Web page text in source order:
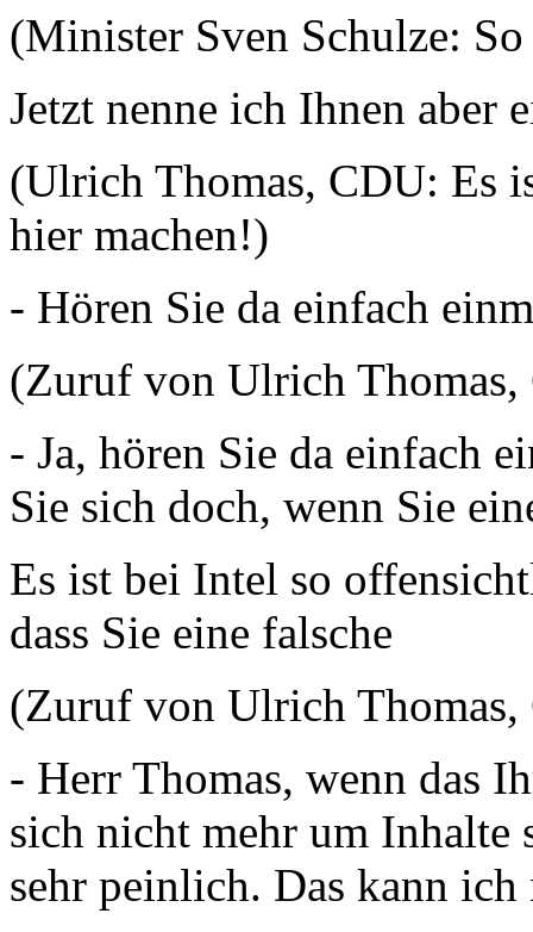
(Minister Sven Schulze:
Jetzt nenne ich Ihnen aber
(Ulrich Thomas, CDU: Es
hier machen!)
- Hören Sie da einfach
(Zuruf von Ulrich
- Ja, hören Sie da einfach
Sie sich doch, wenn Sie
Es ist bei Intel so
dass Sie eine falsche
(Zuruf von Ulrich
- Herr Thomas, wenn das
sich nicht mehr um Inhalte
sehr peinlich. Das kann